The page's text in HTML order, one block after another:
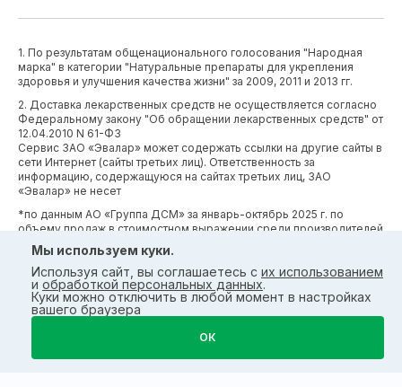
1. По результатам общенационального голосования "Народная
марка" в категории "Натуральные препараты для укрепления
здоровья и улучшения качества жизни" за 2009, 2011 и 2013 гг.
2. Доставка лекарственных средств не осуществляется согласно
Федеральному закону "Об обращении лекарственных средств" от
12.04.2010 N 61-ФЗ
Сервис ЗАО «Эвалар» может содержать ссылки на другие сайты в
сети Интернет (сайты третьих лиц). Ответственность за
информацию, содержащуюся на сайтах третьих лиц, ЗАО
«Эвалар» не несет
*по данным АО «Группа ДСМ» за январь-октябрь 2025 г. по
объему продаж в стоимостном выражении среди производителей
БАД (без учета СТМ) БАД (без учета СТМ).
*Производственные процессы и системы менеджмента ЗАО
«Эвалар» сертифицированы в соответствии с требованиями
международных сертификатов GMP, ISO, HACCP
Мы используем куки.
Используя сайт, вы соглашаетесь с их использованием
и обработкой персональных данных.
Куки можно отключить в любой момент в настройках
вашего браузера
ОК